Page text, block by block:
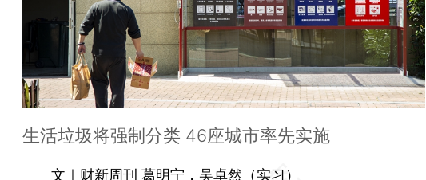
生活垃圾将强制分类 46座城市率先实施
文｜财新周刊 葛明宁，吴卓然（实习）